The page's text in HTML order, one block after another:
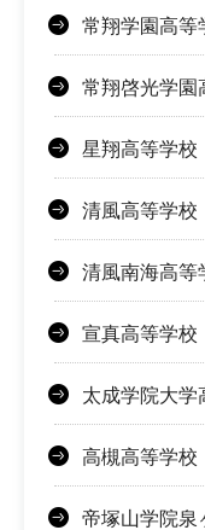
常翔学園高等
常翔啓光学園
星翔高等学校
清風高等学校
清風南海高等
宣真高等学校
太成学院大学
高槻高等学校
帝塚山学院泉